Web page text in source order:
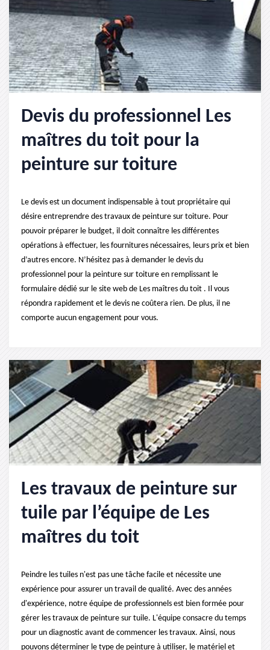
Devis du professionnel Les
maîtres du toit pour la
peinture sur toiture
Le devis est un document indispensable à tout propriétaire qui
désire entreprendre des travaux de peinture sur toiture. Pour
pouvoir préparer le budget, il doit connaître les différentes
opérations à effectuer, les fournitures nécessaires, leurs prix et bien
d’autres encore. N’hésitez pas à demander le devis du
professionnel pour la peinture sur toiture en remplissant le
formulaire dédié sur le site web de Les maîtres du toit . Il vous
répondra rapidement et le devis ne coûtera rien. De plus, il ne
comporte aucun engagement pour vous.
Les travaux de peinture sur
tuile par l’équipe de Les
maîtres du toit
Peindre les tuiles n'est pas une tâche facile et nécessite une
expérience pour assurer un travail de qualité. Avec des années
d'expérience, notre équipe de professionnels est bien formée pour
gérer les travaux de peinture sur tuile. L'équipe consacre du temps
pour un diagnostic avant de commencer les travaux. Ainsi, nous
pouvons déterminer le type de peinture à utiliser, le matériel et